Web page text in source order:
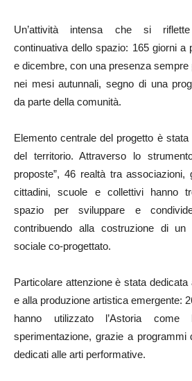
Un’attività intensa che si riflette
continuativa dello spazio: 165 giorni a
e dicembre, con una presenza
nei mesi autunnali, segno di una
da parte della comunità.
Elemento centrale del progetto è
del territorio. Attraverso lo
proposte”, 46 realtà tra associazioni,
cittadini, scuole e collettivi hanno
spazio per sviluppare e
contribuendo alla costruzione di un
sociale co-progettato.
Particolare attenzione è stata dedicata
e alla produzione artistica emergente:
hanno utilizzato l’Astoria
sperimentazione, grazie a
dedicati alle arti performative.